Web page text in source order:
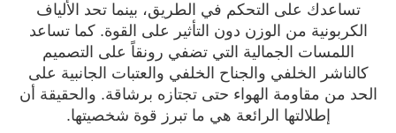
تساعدك على التحكم في الطريق، بينما تحد الألياف
الكربونية من الوزن دون التأثير على القوة. كما تساعد
اللمسات الجمالية التي تضفي رونقاً على التصميم
كالناشر الخلفي والجناح الخلفي والعتبات الجانبية على
الحد من مقاومة الهواء حتى تجتازه برشاقة. والحقيقة أن
إطلالتها الرائعة هي ما تبرز قوة شخصيتها.